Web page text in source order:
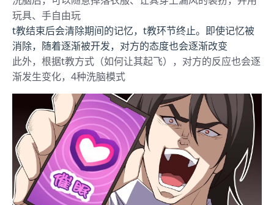
玩具、手自由玩
t教结束后会清除期间的记忆，t教环节终止。即使记忆被
消除，随着逐渐被开发，对方的态度也会逐渐改变
此外，根据t教方式（如何让其起飞），对方的反应也会逐
渐发生变化，4种洗脑模式